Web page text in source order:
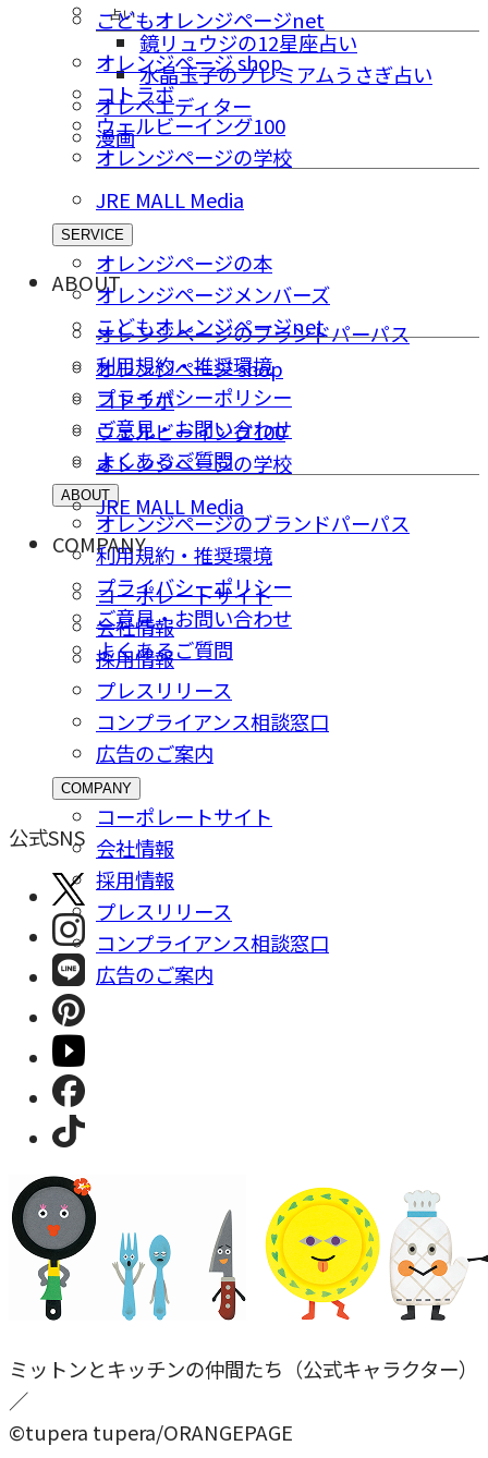
占い
鏡リュウジの12星座占い
水晶玉子のプレミアムうさぎ占い
オレペエディター
漫画
こどもオレンジページnet
オレンジページ shop
コトラボ
ウェルビーイング100
オレンジページの学校
JRE MALL Media
SERVICE
オレンジページの本
オレンジページメンバーズ
こどもオレンジページnet
オレンジページ shop
コトラボ
ウェルビーイング100
オレンジページの学校
JRE MALL Media
ABOUT
オレンジページのブランドパーパス
利用規約・推奨環境
プライバシーポリシー
ご意⾒・お問い合わせ
よくあるご質問
ABOUT
オレンジページのブランドパーパス
利用規約・推奨環境
プライバシーポリシー
ご意⾒・お問い合わせ
よくあるご質問
COMPANY
コーポレートサイト
会社情報
採⽤情報
プレスリリース
コンプライアンス相談窓⼝
広告のご案内
COMPANY
コーポレートサイト
会社情報
採⽤情報
プレスリリース
コンプライアンス相談窓⼝
広告のご案内
公式SNS
ミットンとキッチンの仲間たち（公式キャラクター）
／
©tupera tupera/ORANGEPAGE